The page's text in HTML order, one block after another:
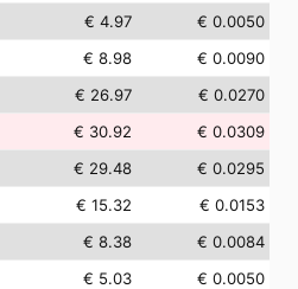
€ 4.97
€ 0.0050
€ 8.98
€ 0.0090
€ 26.97
€ 0.0270
€ 30.92
€ 0.0309
€ 29.48
€ 0.0295
€ 15.32
€ 0.0153
€ 8.38
€ 0.0084
€ 5.03
€ 0.0050